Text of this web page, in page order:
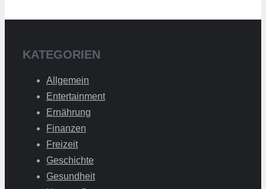
KATEGORIEN
Allgemein
Entertainment
Ernährung
Finanzen
Freizeit
Geschichte
Gesundheit